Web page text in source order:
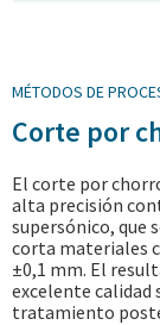
MÉTODOS DE
Corte por
El corte por
alta precisión
supersónico, que
corta materiales
±0,1 mm. El
excelente calidad
tratamiento